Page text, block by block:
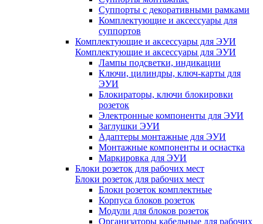
Суппорты с декоративными рамками
Комплектующие и аксессуары для
суппортов
Комплектующие и аксессуары для ЭУИ
Комплектующие и аксессуары для ЭУИ
Лампы подсветки, индикации
Ключи, цилиндры, ключ-карты для
ЭУИ
Блокираторы, ключи блокировки
розеток
Электронные компоненты для ЭУИ
Заглушки ЭУИ
Адаптеры монтажные для ЭУИ
Монтажные компоненты и оснастка
Маркировка для ЭУИ
Блоки розеток для рабочих мест
Блоки розеток для рабочих мест
Блоки розеток комплектные
Корпуса блоков розеток
Модули для блоков розеток
Организаторы кабельные для рабочих